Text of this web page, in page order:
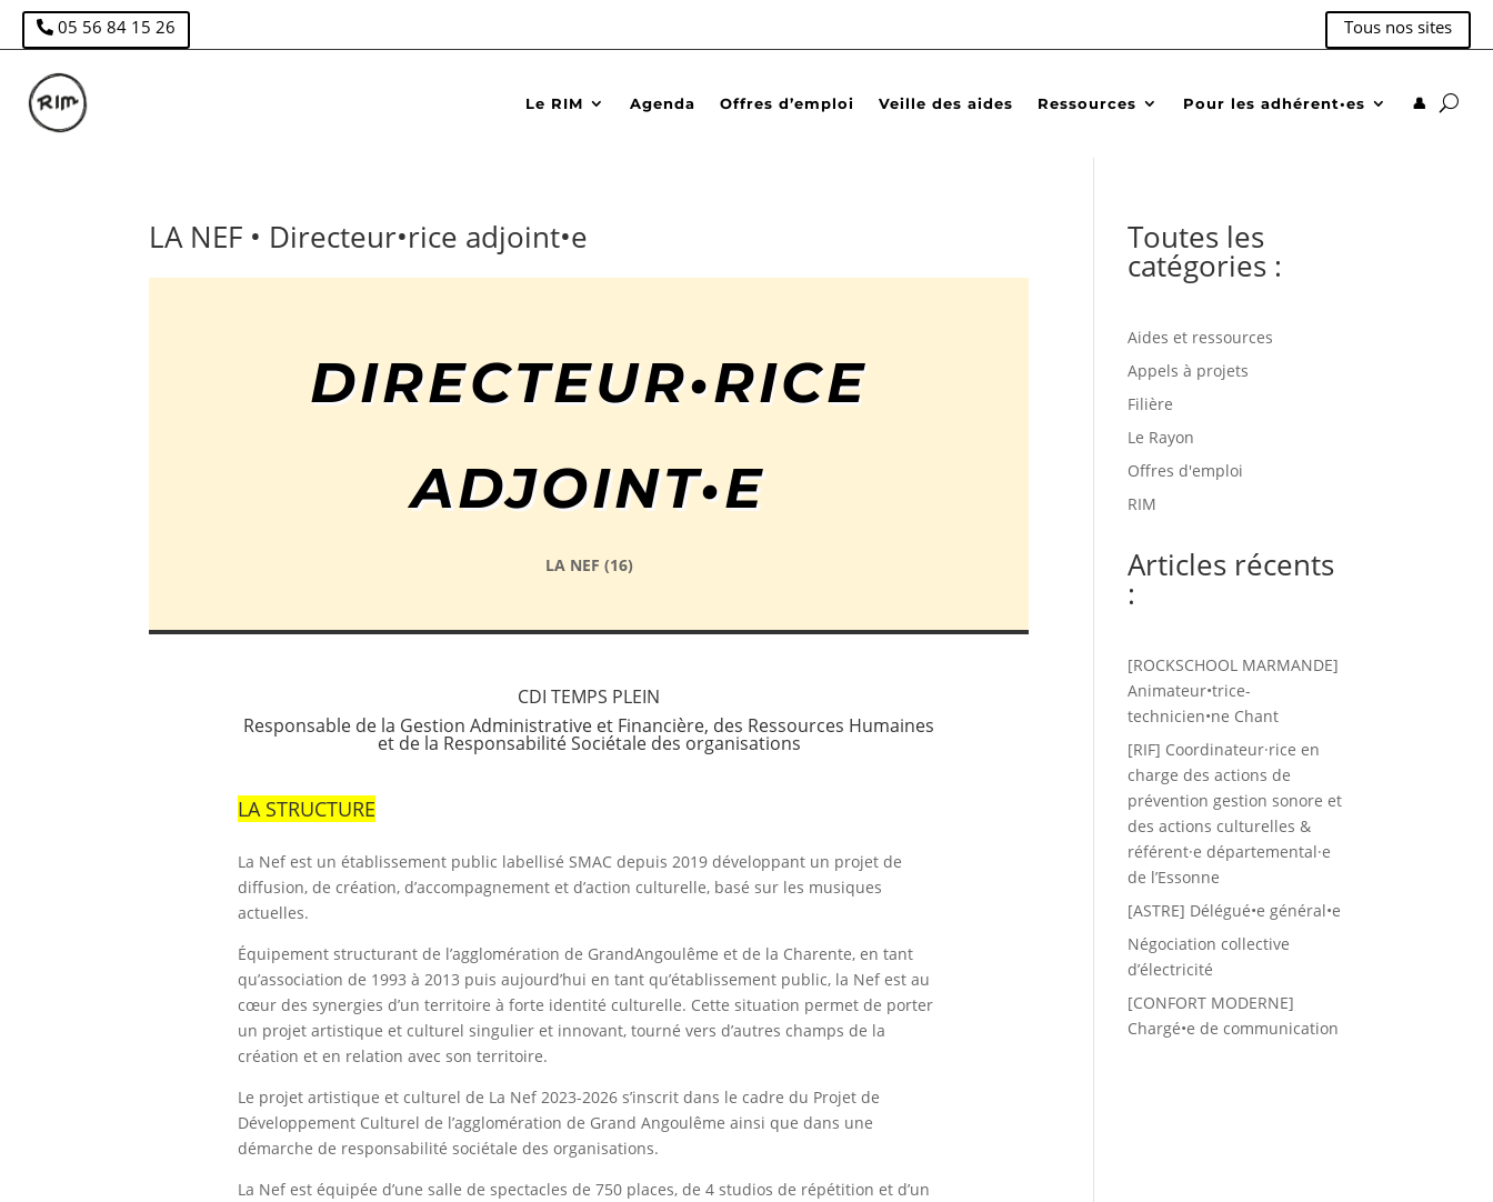
05 56 84 15 26 Tous nos sites
Le RIM Agenda Offres d’emploi Veille des aides Ressources Pour les adhérent•es 👤
LA NEF • Directeur•rice adjoint•e
DIRECTEUR•RICE
ADJOINT•E
LA NEF (16)
CDI TEMPS PLEIN
Responsable de la Gestion Administrative et Financière, des Ressources Humaines
et de la Responsabilité Sociétale des organisations
LA STRUCTURE
La Nef est un établissement public labellisé SMAC depuis 2019 développant un projet de
diffusion, de création, d’accompagnement et d’action culturelle, basé sur les musiques
actuelles.
Équipement structurant de l’agglomération de GrandAngoulême et de la Charente, en tant
qu’association de 1993 à 2013 puis aujourd’hui en tant qu’établissement public, la Nef est au
cœur des synergies d’un territoire à forte identité culturelle. Cette situation permet de porter
un projet artistique et culturel singulier et innovant, tourné vers d’autres champs de la
création et en relation avec son territoire.
Le projet artistique et culturel de La Nef 2023-2026 s’inscrit dans le cadre du Projet de
Développement Culturel de l’agglomération de Grand Angoulême ainsi que dans une
démarche de responsabilité sociétale des organisations.
La Nef est équipée d’une salle de spectacles de 750 places, de 4 studios de répétition et d’un
Toutes les
catégories :
Aides et ressources
Appels à projets
Filière
Le Rayon
Offres d'emploi
RIM
Articles récents
:
[ROCKSCHOOL MARMANDE]
Animateur•trice-
technicien•ne Chant
[RIF] Coordinateur·rice en
charge des actions de
prévention gestion sonore et
des actions culturelles &
référent·e départemental·e
de l’Essonne
[ASTRE] Délégué•e général•e
Négociation collective
d’électricité
[CONFORT MODERNE]
Chargé•e de communication